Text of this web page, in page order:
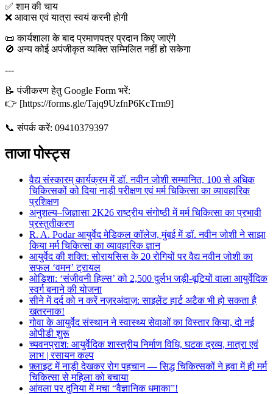
✅ शाम की चाय
❌ आवास एवं यात्रा स्वयं करनी होगी
📜 कार्यशाला के बाद प्रमाणपत्र प्रदान किए जाएंगे
🚫 अन्य कोई अपंजीकृत व्यक्ति सम्मिलित नहीं हो सकेगा
---
📝 पंजीकरण हेतु Google Form भरें:
👉 [https://forms.gle/Tajq9UzfnP6KcTrm9]
📞 संपर्क करें: 09410379397
ताजा पोस्ट्स
वैद्य संस्कारम् कार्यक्रम में डॉ. नवीन जोशी सम्मानित, 100 से अधिक
चिकित्सकों को दिया नाड़ी परीक्षण एवं मर्म चिकित्सा का व्यावहारिक
प्रशिक्षण
अनुशल्य–जिज्ञासा 2K26 राष्ट्रीय संगोष्ठी में मर्म चिकित्सा का प्रभावी
प्रस्तुतीकरण
R. A. Podar आयुर्वेद मेडिकल कॉलेज, मुंबई में डॉ. नवीन जोशी ने साझा
किया मर्म चिकित्सा का व्यावहारिक ज्ञान
आयुर्वेद की शक्ति: सोरायसिस के 20 रोगियों पर वैद्य नवीन जोशी का
सफल ‘वमन’ ट्रायल
ओडिशा: ‘संजीवनी हिल्स’ को 2,500 दुर्लभ जड़ी-बूटियों वाला आयुर्वेदिक
स्वर्ग बनाने की योजना
सीने में दर्द को न करें नज़रअंदाज़: साइलेंट हार्ट अटैक भी हो सकता है
खतरनाक!
गोवा के आयुर्वेद संस्थान ने स्वास्थ्य सेवाओं का विस्तार किया, दो नई
ओपीडी शुरू
च्यवनप्राश: आयुर्वेदिक शास्त्रीय निर्माण विधि, घटक द्रव्य, मात्रा एवं
लाभ | रसायन कल्प
फ़्लाइट में नाड़ी देखकर रोग पहचान — सिद्ध चिकित्सकों ने हवा में ही मर्म
चिकित्सा से महिला को बचाया
आंवला पर दुनिया में मचा “वैज्ञानिक धमाका”!